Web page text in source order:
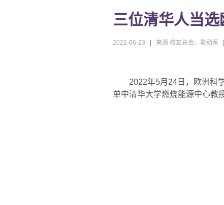
三位清华人当
2022-06-23 来源 校友总会、能动系
2022年5月 24 日，欧洲科
单中清华大学燃烧能源中心教